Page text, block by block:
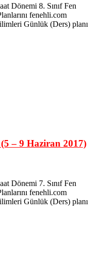
Dönemi 8. Sınıf Fen
fenehli.com
Günlük (Ders) planı
– 9 Haziran 2017)
Dönemi 7. Sınıf Fen
fenehli.com
Günlük (Ders) planı